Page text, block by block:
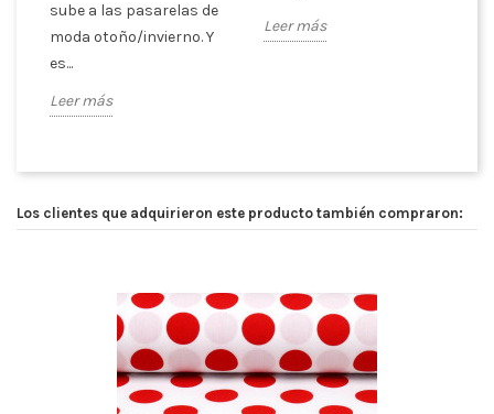
sube a las pasarelas de
moda otoño/invierno. Y
es...
Leer más
Leer más
Los clientes que adquirieron este producto también compraron: